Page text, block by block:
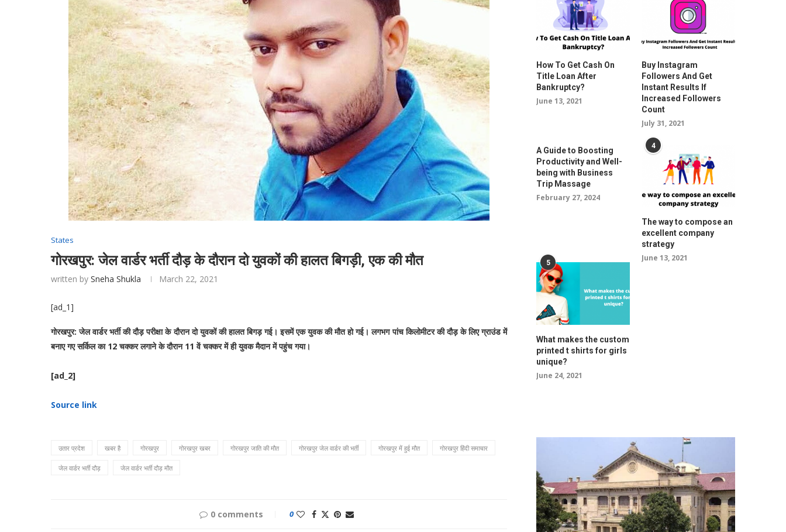
States
गोरखपुर: जेल वार्डर भर्ती दौड़ के दौरान दो युवकों की हालत बिगड़ी, एक की मौत
written by Sneha Shukla March 22, 2021
[ad_1]
गोरखपुर:जेल वार्डर भर्ती की दौड़ परीक्षा के दौरान दो युवकों की हालत बिगड़ गई। इसमें एक युवक की मौत हो गई। लगभग पांच किलोमीटर की दौड़ के लिए ग्राउंड में
बनाए गए सर्किल का 12 चक्कर लगाने के दौरान 11 वें चक्कर में ही युवक मैदान में पहुंच गया।
[ad_2]
Source link
उतार प्रदेश खबर है गोरखपुर गोरखपुर खबर गोरखपुर जाति की मौत गोरखपुर जेल वार्डर की भर्ती गोरखपुर में हुई मौत गोरखपुर हिंदी समाचार
जेल वार्डर भर्ती दौड़ जेल वार्डर भर्ती दौड़ मौत
0 comments 0
How To Get Cash On
Title Loan After
Bankruptcy?
June 13, 2021
Buy Instagram
Followers And Get
Instant Results If
Increased Followers
Count
July 31, 2021
A Guide to Boosting
Productivity and Well-
being with Business
Trip Massage
February 27, 2024
4
The way to compose an
excellent company
strategy
June 13, 2021
5
What makes the custom
printed t shirts for girls
unique?
June 24, 2021